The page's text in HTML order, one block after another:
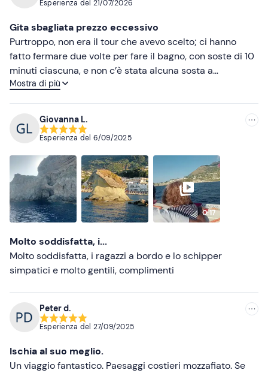
Meno recenti
Più alte
Esperienza del 21/07/2026
Gita sbagliata prezzo eccessivo
Purtroppo, non era il tour che avevo scelto; ci hanno
fatto fermare due volte per fare il bagno, con soste di 10
minuti ciascuna, e non c’è stata alcuna sosta a
Sant’Angelo, a Ischia. Inoltre, avevamo pagato un
tuttavia, la signora del sito web di Freedom ci ha poi
concesso un rimborso parziale, mentre la signora
dell’agenzia di Ischia, che aveva prenotato per noi i
biglietti d’imbarco, se n’è completamente lavata le mani,
come si suol dire in questi casi, anche se le avevo fatto
notare che avevamo prenotato la gita in barca con una
sosta a Sant’Angelo
Mostra di più
Giovanna L.
Esperienza del 6/09/2025
0:17
Molto soddisfatta, i...
Molto soddisfatta, i ragazzi a bordo e lo schipper
simpatici e molto gentili, complimenti
Peter d.
Esperienza del 27/09/2025
Ischia al suo meglio.
Un viaggio fantastico. Paesaggi costieri mozzafiato. Se